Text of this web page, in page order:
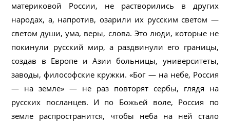
материковой России, не растворились в других
народах, а, напротив, озарили их русским светом —
светом души, ума, веры, слова. Это люди, которые не
покинули русский мир, а раздвинули его границы,
создав в Европе и Азии больницы, университеты,
заводы, философские кружки. «Бог — на небе, Россия
— на земле» — не раз повторят сербы, глядя на
русских посланцев. И по Божьей воле, Россия по
земле распространится, чтобы неба на ней стало